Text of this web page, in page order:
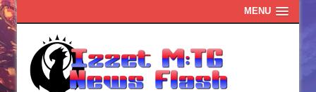
MENU